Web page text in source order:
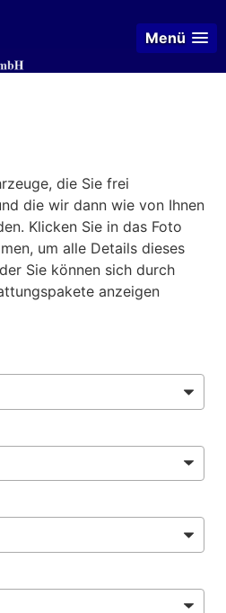
Menü
die Sie frei
die wir dann wie von Ihnen
Klicken Sie in das Foto
um alle Details dieses
Sie können sich durch
anzeigen